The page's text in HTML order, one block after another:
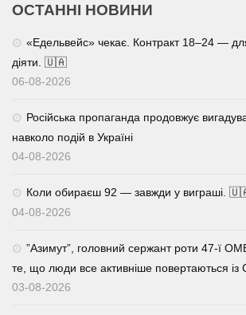
ОСТАННІ НОВИНИ
«Едельвейс» чекає. Контракт 18–24 —
діяти. 🇺🇦
06-08-2026
Російська пропаганда продовжує
навколо подій в Україні
04-08-2026
Коли обираєш 92 — завжди у виграші.
04-08-2026
⁨”Азимут”, головний сержант роти 47-ї
те, що люди все активніше повертаються із
03-08-2026